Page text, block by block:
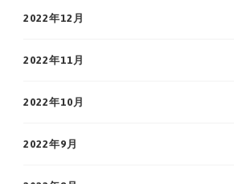
2022年12月
2022年11月
2022年10月
2022年9月